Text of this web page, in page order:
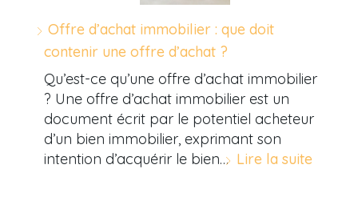
Offre d’achat immobilier : que doit
contenir une offre d’achat ?
Qu’est-ce qu’une offre d’achat immobilier
? Une offre d’achat immobilier est un
document écrit par le potentiel acheteur
d’un bien immobilier, exprimant son
intention d’acquérir le bien… Lire la suite